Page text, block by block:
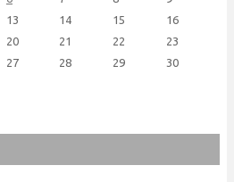
13 14 15
16
20 21 22
23
27 28 29
30